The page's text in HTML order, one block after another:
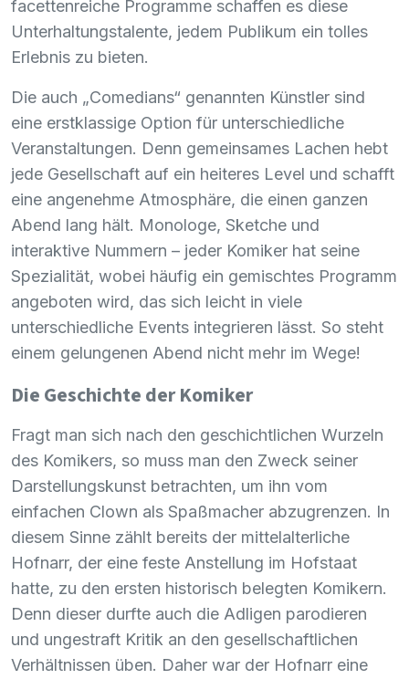
facettenreiche Programme schaffen es diese
Unterhaltungstalente, jedem Publikum ein tolles
Erlebnis zu bieten.
Die auch „Comedians“ genannten Künstler sind
eine erstklassige Option für unterschiedliche
Veranstaltungen. Denn gemeinsames Lachen hebt
jede Gesellschaft auf ein heiteres Level und schafft
eine angenehme Atmosphäre, die einen ganzen
Abend lang hält. Monologe, Sketche und
interaktive Nummern – jeder Komiker hat seine
Spezialität, wobei häufig ein gemischtes Programm
angeboten wird, das sich leicht in viele
unterschiedliche Events integrieren lässt. So steht
einem gelungenen Abend nicht mehr im Wege!
Die Geschichte der Komiker
Fragt man sich nach den geschichtlichen Wurzeln
des Komikers, so muss man den Zweck seiner
Darstellungskunst betrachten, um ihn vom
einfachen Clown als Spaßmacher abzugrenzen. In
diesem Sinne zählt bereits der mittelalterliche
Hofnarr, der eine feste Anstellung im Hofstaat
hatte, zu den ersten historisch belegten Komikern.
Denn dieser durfte auch die Adligen parodieren
und ungestraft Kritik an den gesellschaftlichen
Verhältnissen üben. Daher war der Hofnarr eine